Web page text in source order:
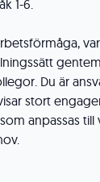
1-6.
Du är
stort
anpassas till